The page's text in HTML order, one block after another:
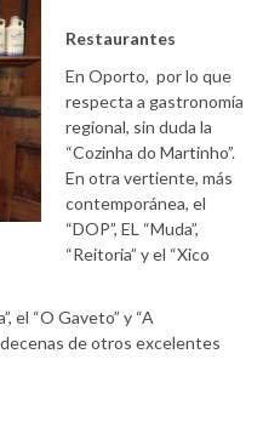
Restaurantes
En Oporto, por lo que
respecta a gastronomía
regional, sin duda la
“Cozinha do Martinho”.
En otra vertiente, más
contemporánea, el
“DOP”, EL “Muda”,
“Reitoria” y el “Xico
el “O Gaveto” y “A
de otros excelentes